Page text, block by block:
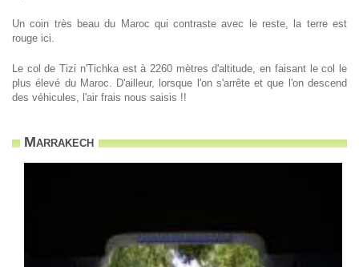
Un coin très beau du Maroc qui contraste avec le reste, la terre est
rouge ici.
Le col de Tizi n'Tichka est à 2260 mètres d'altitude, en faisant le col le
plus élevé du Maroc. D'ailleur, lorsque l'on s'arrête et que l'on descend
des véhicules, l'air frais nous saisis !!
Marrakech